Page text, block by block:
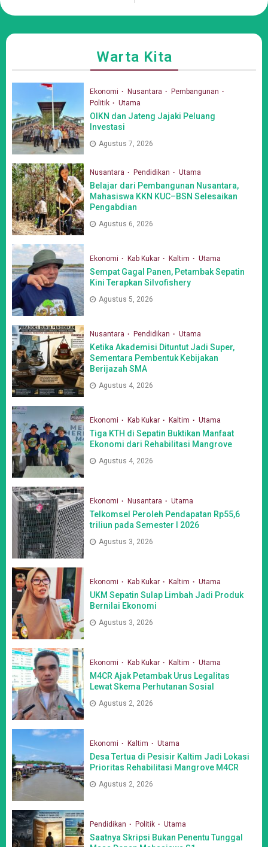
Warta Kita
Ekonomi Nusantara
Pembangunan
Politik
Utama
OIKN dan Jateng Jajaki Peluang
Investasi
Agustus 7, 2026
Nusantara Pendidikan Utama
Belajar dari Pembangunan Nusantara,
Mahasiswa KKN KUC–BSN Selesaikan
Pengabdian
Agustus 6, 2026
Ekonomi Kab Kukar Kaltim Utama
Sempat Gagal Panen, Petambak Sepatin
Kini Terapkan Silvofishery
Agustus 5, 2026
Nusantara Pendidikan Utama
Ketika Akademisi Dituntut Jadi Super,
Sementara Pembentuk Kebijakan
Berijazah SMA
Agustus 4, 2026
Ekonomi Kab Kukar Kaltim Utama
Tiga KTH di Sepatin Buktikan Manfaat
Ekonomi dari Rehabilitasi Mangrove
Agustus 4, 2026
Ekonomi Nusantara Utama
Telkomsel Peroleh Pendapatan Rp55,6
triliun pada Semester I 2026
Agustus 3, 2026
Ekonomi Kab Kukar Kaltim Utama
UKM Sepatin Sulap Limbah Jadi Produk
Bernilai Ekonomi
Agustus 3, 2026
Ekonomi Kab Kukar Kaltim Utama
M4CR Ajak Petambak Urus Legalitas
Lewat Skema Perhutanan Sosial
Agustus 2, 2026
Ekonomi Kaltim Utama
Desa Tertua di Pesisir Kaltim Jadi Lokasi
Prioritas Rehabilitasi Mangrove M4CR
Agustus 2, 2026
Pendidikan Politik Utama
Saatnya Skripsi Bukan Penentu Tunggal